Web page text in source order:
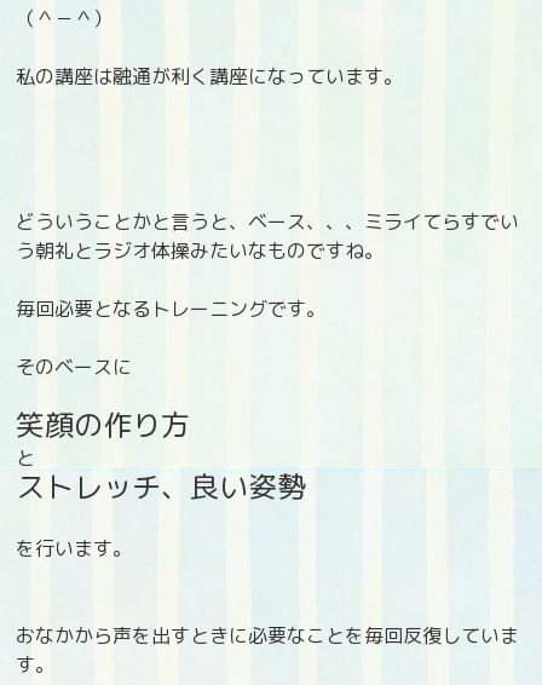
（＾－＾）
私の講座は融通が利く講座になっています。
どういうことかと言うと、ベース、、、ミライてらすでい
う朝礼とラジオ体操みたいなものですね。
毎回必要となるトレーニングです。
そのベースに
笑顔の作り方
と
ストレッチ、良い姿勢
を行います。
おなかから声を出すときに必要なことを毎回反復していま
す。